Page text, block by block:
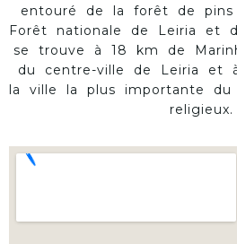
entouré de la forêt de
Forêt nationale de Leiria et
se trouve à 18 km de
du centre-ville de Leiria et
la ville la plus importante
religieux.